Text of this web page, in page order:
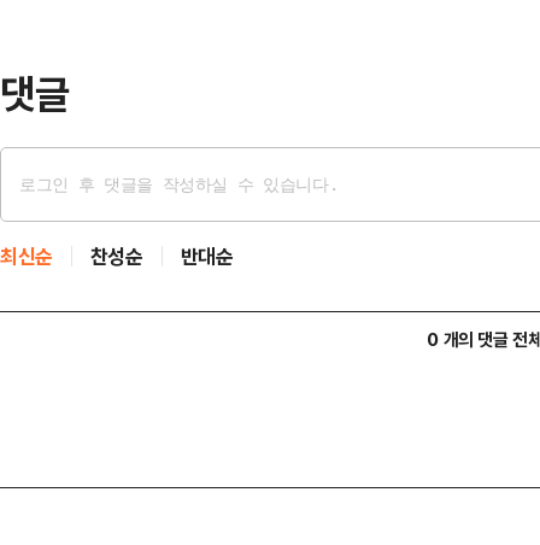
댓글
최신순 찬성순 반대순
0 개의 댓글 전